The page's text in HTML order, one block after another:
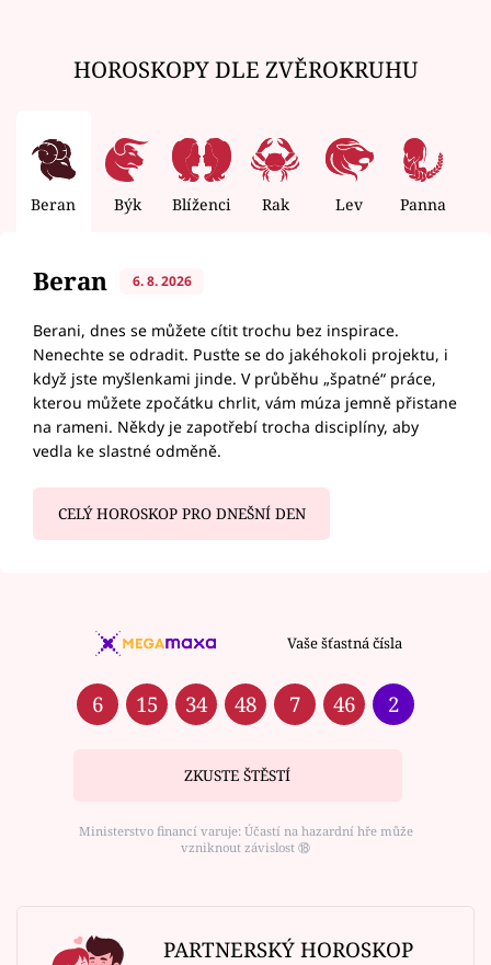
HOROSKOPY DLE ZVĚROKRUHU
Beran Býk Blíženci Rak Lev Panna
Beran 6. 8. 2026
Berani, dnes se můžete cítit trochu bez inspirace.
Nenechte se odradit. Pusťte se do jakéhokoli projektu, i
když jste myšlenkami jinde. V průběhu „špatné“ práce,
kterou můžete zpočátku chrlit, vám múza jemně přistane
na rameni. Někdy je zapotřebí trocha disciplíny, aby
vedla ke slastné odměně.
CELÝ HOROSKOP PRO DNEŠNÍ DEN
Vaše šťastná čísla
6 15 34 48 7 46 2
ZKUSTE ŠTĚSTÍ
Ministerstvo financí varuje: Účastí na hazardní hře může
vzniknout závislost ⑱
PARTNERSKÝ HOROSKOP